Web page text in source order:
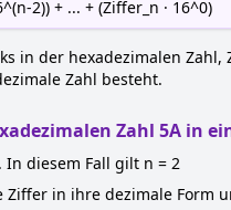
2)) + ... + (Ziffer_n · 16^0)
in der hexadezimalen
Zahl besteht.
Zahl 5A in
diesem Fall gilt n = 2
in ihre dezimale Form